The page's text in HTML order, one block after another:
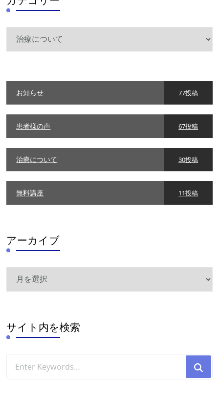
ー
お知らせ 77投稿
患者様の声 67投稿
治療について 30投稿
無料講座 11投稿
アーカイブ
サイト内を検索
for